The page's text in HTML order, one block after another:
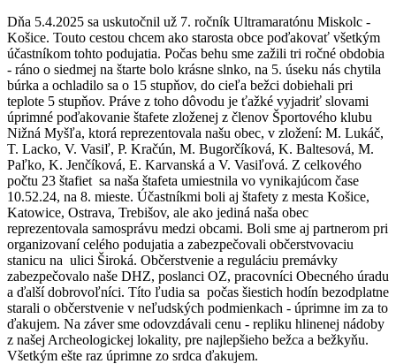
Dňa 5.4.2025 sa uskutočnil už 7. ročník Ultramaratónu Miskolc -
Košice. Touto cestou chcem ako starosta obce poďakovať všetkým
účastníkom tohto podujatia. Počas behu sme zažili tri ročné obdobia
- ráno o siedmej na štarte bolo krásne slnko, na 5. úseku nás chytila
búrka a ochladilo sa o 15 stupňov, do cieľa bežci dobiehali pri
teplote 5 stupňov. Práve z toho dôvodu je ťažké vyjadriť slovami
úprimné poďakovanie štafete zloženej z členov Športového klubu
Nižná Myšľa, ktorá reprezentovala našu obec, v zložení: M. Lukáč,
T. Lacko, V. Vasiľ, P. Kračún, M. Bugorčíková, K. Baltesová, M.
Paľko, K. Jenčíková, E. Karvanská a V. Vasiľová. Z celkového
počtu 23 štafiet sa naša štafeta umiestnila vo vynikajúcom čase
10.52.24, na 8. mieste. Účastníkmi boli aj štafety z mesta Košice,
Katowice, Ostrava, Trebišov, ale ako jediná naša obec
reprezentovala samosprávu medzi obcami. Boli sme aj partnerom pri
organizovaní celého podujatia a zabezpečovali občerstvovaciu
stanicu na ulici Široká. Občerstvenie a reguláciu premávky
zabezpečovalo naše DHZ, poslanci OZ, pracovníci Obecného úradu
a ďalší dobrovoľníci. Títo ľudia sa počas šiestich hodín bezodplatne
starali o občerstvenie v neľudských podmienkach - úprimne im za to
ďakujem. Na záver sme odovzdávali cenu - repliku hlinenej nádoby
z našej Archeologickej lokality, pre najlepšieho bežca a bežkyňu.
Všetkým ešte raz úprimne zo srdca ďakujem.